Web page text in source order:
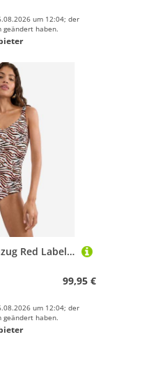
um 12:04; der
geändert haben.
Triumph Badeanzug Red Label Summer Wild Schwimmanzug, Einteiler, Bademode
99,95 €
um 12:04; der
geändert haben.